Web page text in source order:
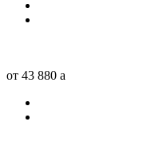
от 43 880 a